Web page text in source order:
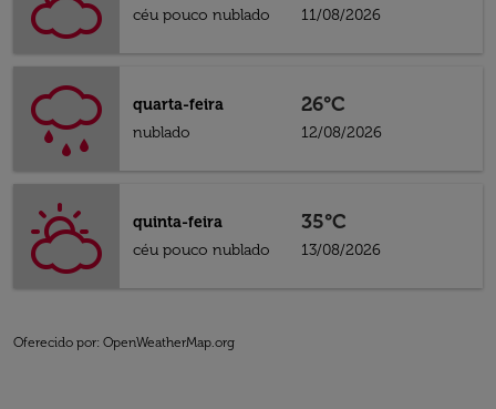
céu pouco nublado
11/08/2026
quarta-feira
nublado
26°C
12/08/2026
quinta-feira
céu pouco nublado
35°C
13/08/2026
Oferecido por: OpenWeatherMap.org